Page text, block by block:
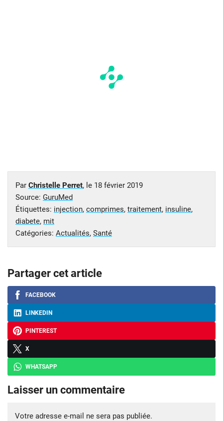
Par Christelle Perret, le 18 février 2019
Source: GuruMed
Étiquettes: injection, comprimes, traitement, insuline,
diabete, mit
Catégories: Actualités, Santé
Partager cet article
FACEBOOK
LINKEDIN
PINTEREST
X
WHATSAPP
Laisser un commentaire
Votre adresse e-mail ne sera pas publiée.